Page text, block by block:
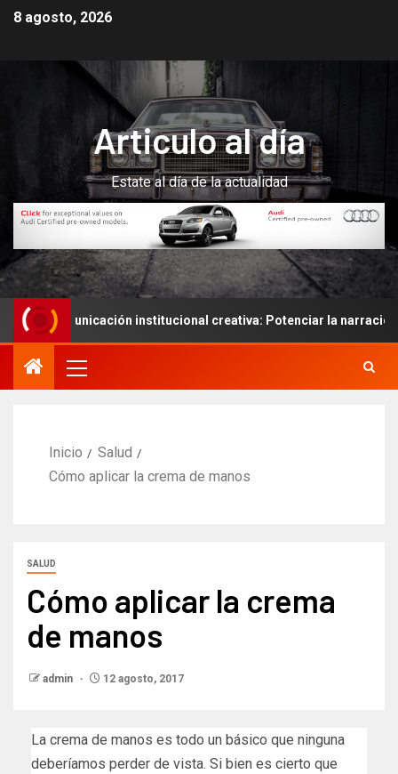
8 agosto, 2026
Articulo al día
Estate al día de la actualidad
comunicación institucional creativa: Potenciar la narración de
Inicio
Salud
Cómo aplicar la crema de manos
SALUD
Cómo aplicar la crema
de manos
admin 12 agosto, 2017
La crema de manos es todo un básico que ninguna
deberíamos perder de vista. Si bien es cierto que